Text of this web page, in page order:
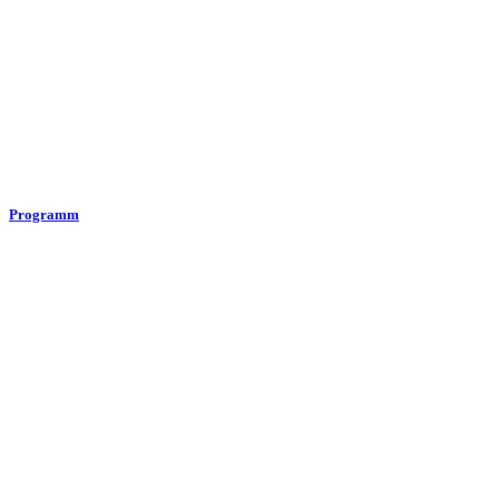
Programm